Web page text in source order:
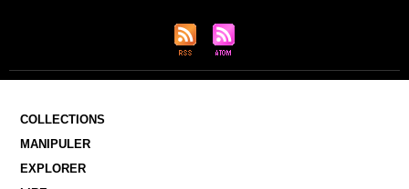
COLLECTIONS
MANIPULER
EXPLORER